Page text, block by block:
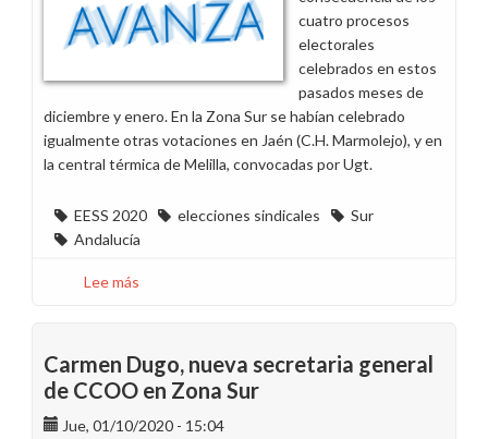
cuatro procesos
electorales
celebrados en estos
pasados meses de
diciembre y enero. En la Zona Sur se habían celebrado
igualmente otras votaciones en Jaén (C.H. Marmolejo), y en
la central térmica de Melilla, convocadas por Ugt.
EESS 2020 elecciones sindicales
Sur
Andalucía
Lee más
en
Endesa,
CCOO
Carmen Dugo, nueva secretaria general
de CCOO en Zona Sur
Jue, 01/10/2020 - 15:04